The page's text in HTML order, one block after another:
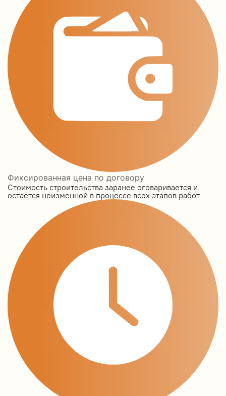
Фиксированная цена по договору
Стоимость строительства заранее оговаривается и
остаётся неизменной в процессе всех этапов работ